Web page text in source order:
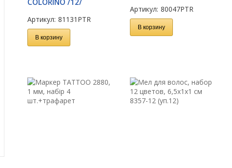
COLORINO /12/
Артикул: 81131PTR
В корзину
Артикул: 80047PTR
В корзину